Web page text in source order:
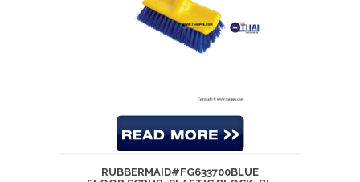
RUBBERMAID#FG633700BLUE